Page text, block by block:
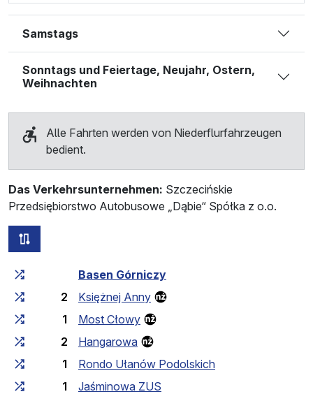
Samstags
Sonntags und Feiertage, Neujahr, Ostern,
Weihnachten
Alle Fahrten werden von Niederflurfahrzeugen
bedient.
Das Verkehrsunternehmen: Szczecińskie
Przedsiębiorstwo Autobusowe „Dąbie“ Spółka z o.o.
Fahrtzeit zunehmend Fahrtzeit zwischen den
Basen Górniczy
2
Księżnej Anny
1
Most Cłowy
2
Hangarowa
1
Rondo Ułanów Podolskich
1
Jaśminowa ZUS